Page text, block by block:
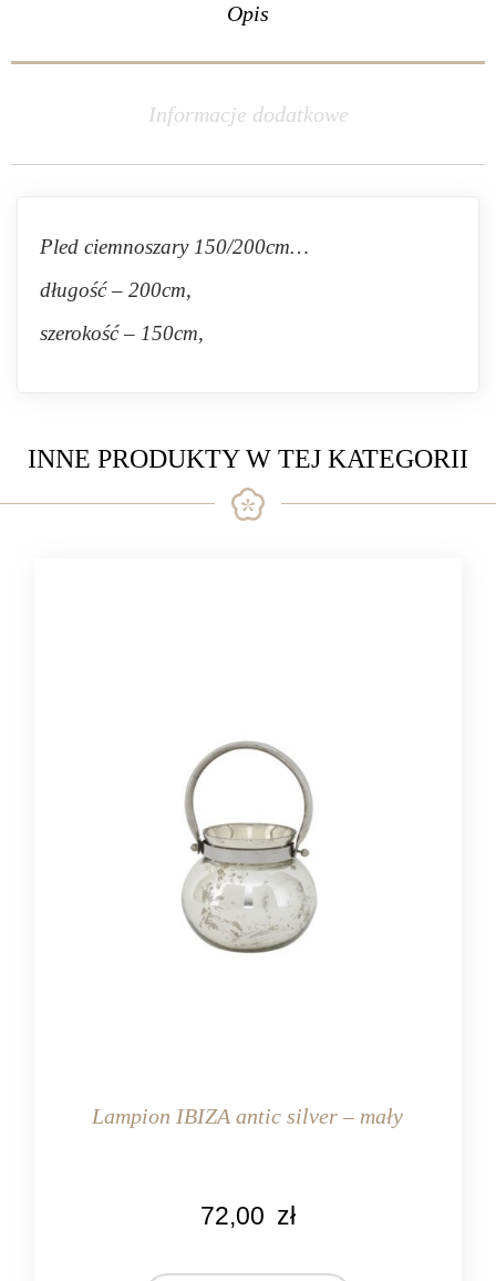
Opis
Informacje dodatkowe
Pled ciemnoszary 150/200cm…
długość – 200cm,
szerokość – 150cm,
INNE PRODUKTY W TEJ KATEGORII
Lampion IBIZA antic silver – mały
72,00 zł